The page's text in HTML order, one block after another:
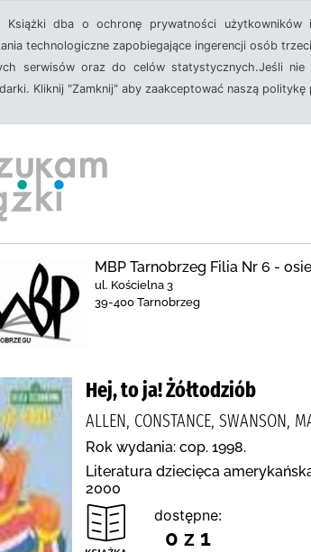
Książki dba o ochronę prywatności
technologiczne zapobiegające ingerencji osób
serwisów oraz do celów statystycznych.Jeśli
Kliknij "Zamknij" aby zaakceptować naszą politykę
MBP Tarnobrzeg Filia Nr 6 -
ul. Kościelna 3
39-400 Tarnobrzeg
Hej, to ja! Żółtodziób
ALLEN, CONSTANCE, SWANSON,
Rok wydania: cop. 1998.
Literatura dziecięca
2000
dostępne:
0 z 1